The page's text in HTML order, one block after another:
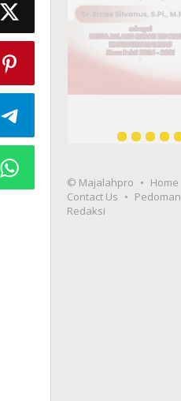
© Majalahpro Home
Contact Us
Pedoman
Redaksi